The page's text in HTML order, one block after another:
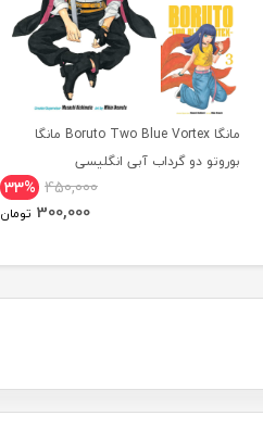
مانگا Boruto Two Blue Vortex مانگا
بوروتو دو گرداب آبی انگلیسی
33% 450,000
300,000 تومان